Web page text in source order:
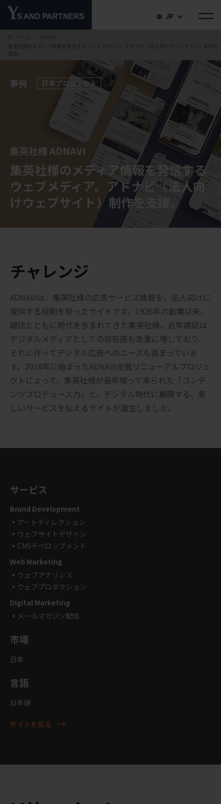
JP
事例 日本プロジェクト
集英社様 ADNAVI
集英社様のメディア情報を発信する
ウェブメディア。 アドナビ（法人向
けウェブサイト）制作を支援。
チャレンジ
ADNAVIは、集英社様の広告サービス情報を、法人向けに
提供する役割を担ったサイトです。1926年の創業以来、
雑誌とともに時代を歩まれてきた集英社様。近年雑誌は
デジタルメディアとしての存在感も急激に増しており、
それに伴ってデジタル広告へのニーズも高まっていま
す。2018年に始まったADNAVI全面リニューアルプロジェ
クトによって、集英社様が長年培って来られた「コンテ
ンツプロデュース力」と、デジタル時代に展開する、新
しいサービスを伝えるサイトが誕生しました。
サービス
Brand Development
アートディレクション
ウェブサイトデザイン
CMSデベロップメント
Web Marketing
ウェブアナリシス
ウェブプロダクション
Digital Marketing
メールマガジン配信
市場
日本
言語
日本語
サイトを見る